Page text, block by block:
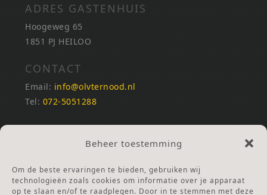
Beheer toestemming
Om de beste ervaringen te bieden, gebruiken wij
technologieën zoals cookies om informatie over je apparaat
op te slaan en/of te raadplegen. Door in te stemmen met deze
ADRES GASTENHUIS
Hoogeweg 65
1851 PJ HEILOO
CONTACT
Email: info@olvternood.nl
Tel: 072-5051288
REKENINGNUMMERS
NL25INGB0000672168
Ga naar Doneren